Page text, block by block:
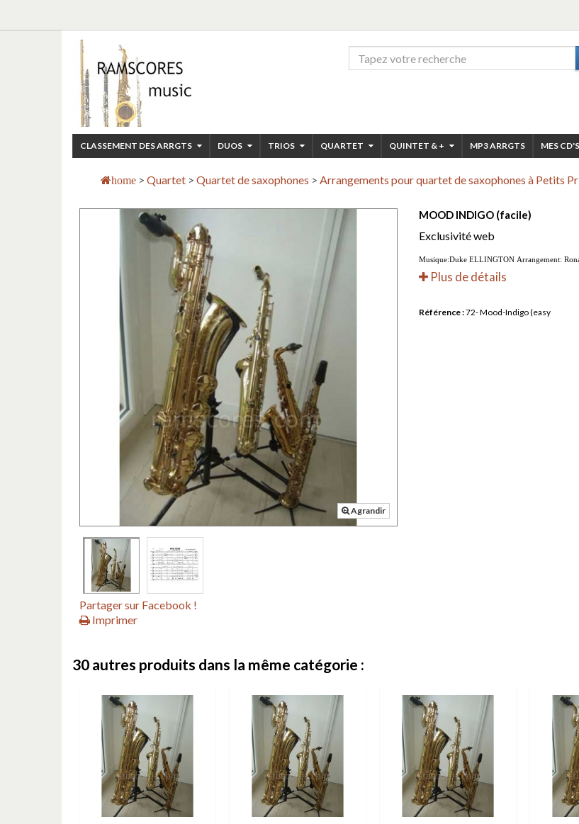
CLASSEMENT DES ARRGTS DUOS TRIOS QUARTET QUINTET & + MP3 ARRGTS MES CD'S
home > Quartet > Quartet de saxophones > Arrangements pour quartet de saxophones à Petits
Agrandir
Partager sur Facebook !
Imprimer
MOOD INDIGO (facile)
Exclusivité web
Musique:Duke ELLINGTON Arrangement:
Plus de détails
Référence :72- Mood-Indigo (easy
30 autres produits dans la même catégorie :